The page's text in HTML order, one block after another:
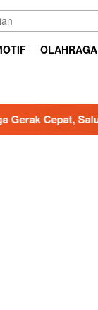
OLAHRAGA
Bantuan